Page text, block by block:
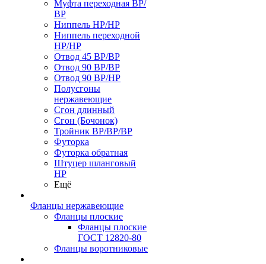
Муфта переходная ВР/
ВР
Ниппель НР/НР
Ниппель переходной
НР/НР
Отвод 45 ВР/ВР
Отвод 90 ВР/ВР
Отвод 90 ВР/НР
Полусгоны
нержавеющие
Сгон длинный
Сгон (Бочонок)
Тройник ВР/ВР/ВР
Футорка
Футорка обратная
Штуцер шланговый
НР
Ещё
Фланцы нержавеющие
Фланцы плоские
Фланцы плоские
ГОСТ 12820-80
Фланцы воротниковые